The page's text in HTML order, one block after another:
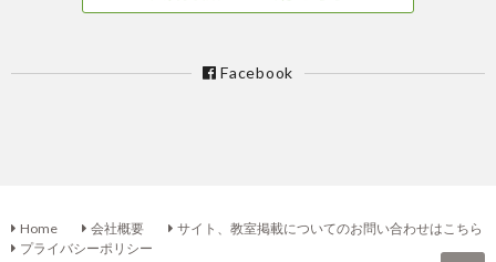
Facebook
Home 会社概要
サイト、教室掲載についてのお問い合わせはこちら
プライバシーポリシー